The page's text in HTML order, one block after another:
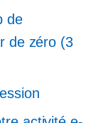
de
de zéro (3